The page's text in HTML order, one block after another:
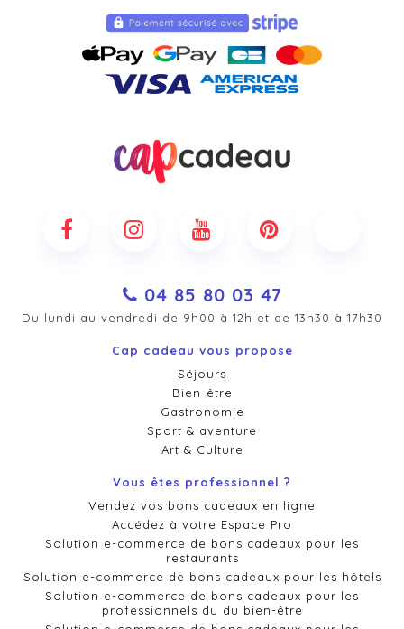
04 85 80 03 47
Du lundi au vendredi de 9h00 à 12h et de 13h30 à 17h30
Cap cadeau vous propose
Séjours
Bien-être
Gastronomie
Sport & aventure
Art & Culture
Vous êtes professionnel ?
Vendez vos bons cadeaux en ligne
Accédez à votre Espace Pro
Solution e-commerce de bons cadeaux pour les
restaurants
Solution e-commerce de bons cadeaux pour les hôtels
Solution e-commerce de bons cadeaux pour les
professionnels du du bien-être